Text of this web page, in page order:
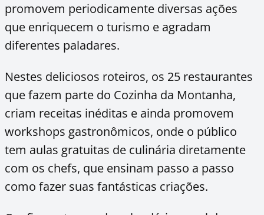
promovem periodicamente diversas ações
que enriquecem o turismo e agradam
diferentes paladares.
Nestes deliciosos roteiros, os 25 restaurantes
que fazem parte do Cozinha da Montanha,
criam receitas inéditas e ainda promovem
workshops gastronômicos, onde o público
tem aulas gratuitas de culinária diretamente
com os chefs, que ensinam passo a passo
como fazer suas fantásticas criações.